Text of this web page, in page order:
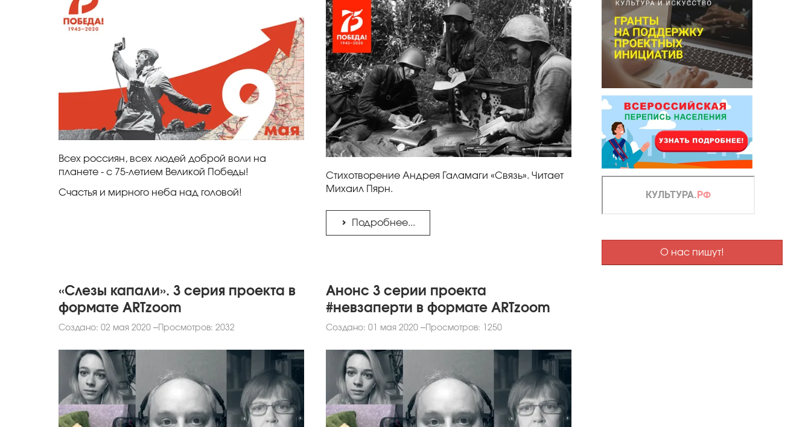
Всех россиян, всех людей доброй воли на
планете - с 75-летием Великой Победы!
Счастья и мирного неба над головой!
Стихотворение Андрея Галамаги «Связь». Читает
Михаил Пярн.
Подробнее...
«Слезы капали». 3 серия проекта в
формате ARTzoom
Создано: 02 мая 2020 Просмотров: 2032
Анонс 3 серии проекта
#невзаперти в формате ARTzoom
Создано: 01 мая 2020 Просмотров: 1250
О нас пишут!